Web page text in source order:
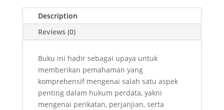
Akta
Jaminan
quantity
Description
Reviews (0)
Buku ini hadir sebagai upaya untuk
memberikan pemahaman yang
komprehensif mengenai salah satu aspek
penting dalam hukum perdata, yakni
mengenai perikatan, perjanjian, serta